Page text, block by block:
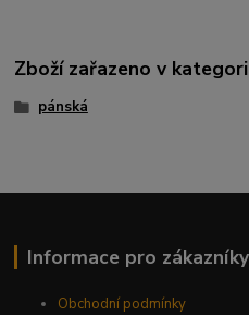
Zboží zařazeno v
pánská
Informace pro zákazníky
Obchodní podmínky